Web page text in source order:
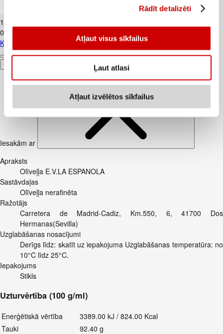
Rādīt detalizēti
Atļaut visus sīkfailus
Ļaut atlasi
Atļaut izvēlētos sīkfailus
Kūtī dētas olas 10gab.
1
0,18€/gab.
Kūtī dētas olas 10gab.
Iesakām ar
Apraksts
Olīveļļa E.V.LA ESPANOLA
Sastāvdaļas
Olīveļļa nerafinēta
Ražotājs
Carretera de Madrid-Cadiz, Km.550, 6, 41700 Dos
Hermanas(Sevilla)
Uzglabāšanas nosacījumi
Derīgs līdz: skatīt uz iepakojuma Uzglabāšanas temperatūra: no
10°C līdz 25°C.
Iepakojums
Stikls
Uzturvērtība (100 g/ml)
Enerģētiskā vērtība
3389.00 kJ / 824.00 Kcal
Tauki
92.40 g